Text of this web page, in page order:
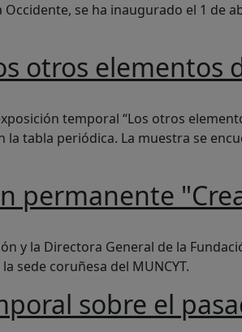
Occidente, se ha inaugurado el 1 de
otros
temporal “Los otros
tabla periódica. La muestra se
permanente
y la Directora General de la
sede coruñesa del MUNCYT.
sobre el